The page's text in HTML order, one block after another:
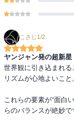
こさじ1/2
ヤンジャン発の超新星
世界観に引き込まれ
リズムが心地よいこと
これらの要素が“面白
らのバランスが絶妙で